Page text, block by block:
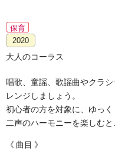
保育
2020
大人のコーラス
唱歌、童謡、歌謡曲やクラ
レンジしましょう。
初心者の方を対象に、ゆっく
二声のハーモニーを楽しむ
曲目